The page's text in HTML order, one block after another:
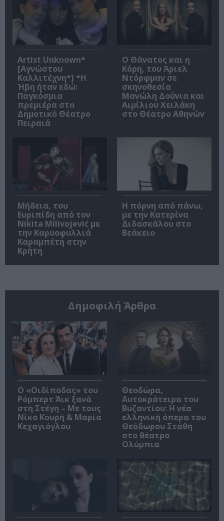
Artist Unknown*
[Αγνώστου
Καλλιτέχνη*] *Η
Ήβη ήταν εδώ:
Παγκόσμια
πρεμιέρα στο
Δημοτικό Θέατρο
Πειραιά
Ο Θάνατος και η
Κόρη, του Άριελ
Ντόρφμαν σε
σκηνοθεσία
Μανώλη Δούνια και
Αιμίλιου Χειλάκη
στο Θέατρο Αθηνών
Μήδεια, του
Ευριπίδη από τον
Nikita Milivojević με
την Καρυοφυλλιά
Καραμπέτη στην
Κρήτη
Η πόρνη από πάνω,
με την Κατερίνα
Διδασκάλου στο
Βεάκειο
Δημοφιλή Άρθρα
O «Οιδίποδας» του
Ρόμπερτ Άικ ξανά
στη Στέγη – Με τους
Νίκο Κουρή & Μαρία
Κεχαγιόγλου
Θεοδώρα,
Αυτοκράτειρα του
Βυζαντίου: Η νέα
ελληνική όπερα του
Θεόδωρου Στάθη
στο θέατρο
Ολύμπια